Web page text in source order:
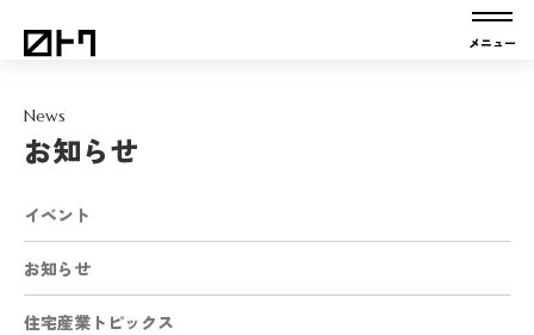
News
お知らせ
イベント
お知らせ
住宅産業トピックス